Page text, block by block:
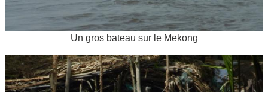
Un gros bateau sur le Mekong